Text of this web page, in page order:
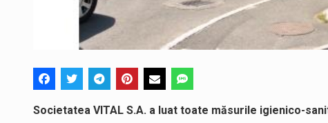
Societatea VITAL S.A. a luat toate măsurile igienico-